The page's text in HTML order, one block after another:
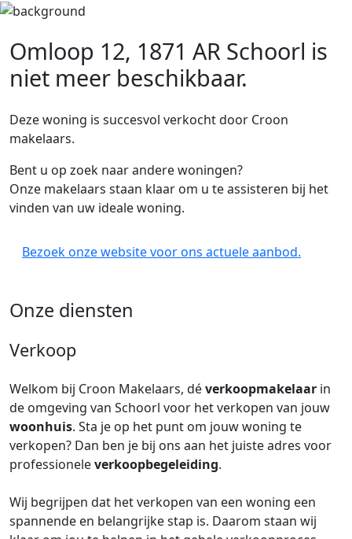
Omloop 12, 1871 AR Schoorl is
niet meer beschikbaar.
Deze woning is succesvol verkocht door Croon
makelaars.
Bent u op zoek naar andere woningen?
Onze makelaars staan klaar om u te assisteren bij het
vinden van uw ideale woning.
Bezoek onze website voor ons actuele aanbod.
Onze diensten
Verkoop
Welkom bij Croon Makelaars, déverkoopmakelaar in
de omgeving van Schoorl voor het verkopen van jouw
woonhuis. Sta je op het punt om jouw woning te
verkopen? Dan ben je bij ons aan het juiste adres voor
professioneleverkoopbegeleiding.
Wij begrijpen dat het verkopen van een woning een
spannende en belangrijke stap is. Daarom staan wij